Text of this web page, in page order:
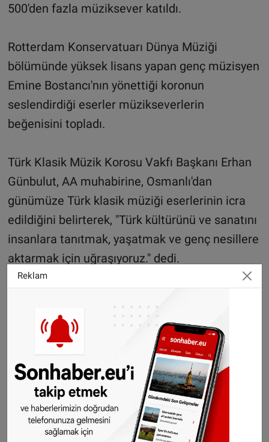
500'den fazla müziksever katıldı.
Rotterdam Konservatuarı Dünya Müziği
bölümünde yüksek lisans yapan genç müzisyen
Emine Bostancı'nın yönettiği koronun
seslendirdiği eserler müzikseverlerin
beğenisini topladı.
Türk Klasik Müzik Korosu Vakfı Başkanı Erhan
Günbulut, AA muhabirine, Osmanlı'dan
günümüze Türk klasik müziği eserlerinin icra
edildiğini belirterek, "Türk kültürünü ve sanatını
insanlara tanıtmak, yaşatmak ve genç nesillere
aktarmak için uğraşıyoruz." dedi.
Reklam